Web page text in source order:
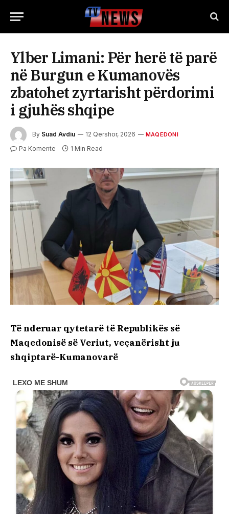
Ylber Limani: Për herë të parë
në Burgun e Kumanovës
zbatohet zyrtarisht përdorimi
i gjuhës shqipe
By Suad Avdiu 12 Qershor, 2026 MAQEDONI
Pa Komente 1 Min Read
Të nderuar qytetarë të Republikës së
Maqedonisë së Veriut, veçanërisht ju
shqiptarë-Kumanovarë